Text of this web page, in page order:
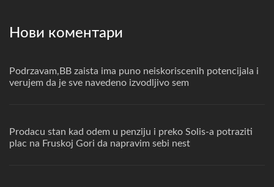
Нови коментари
Podrzavam,BB zaista ima puno neiskoriscenih potencijala i
verujem da je sve navedeno izvodljivo sem
Prodacu stan kad odem u penziju i preko Solis-a potraziti
plac na Fruskoj Gori da napravim sebi nest